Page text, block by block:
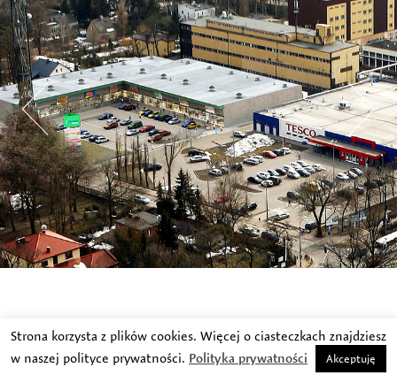
Strona korzysta z plików cookies. Więcej o ciasteczkach znajdziesz
w naszej polityce prywatności. Polityka prywatności Akceptuję